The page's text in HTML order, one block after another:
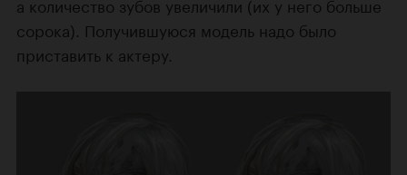
сорока). Получившуюся модель надо было
приставить к актеру.